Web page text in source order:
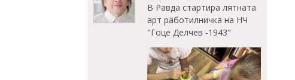
В Равда стартира лятната
арт работилничка на НЧ
"Гоце Делчев -1943"